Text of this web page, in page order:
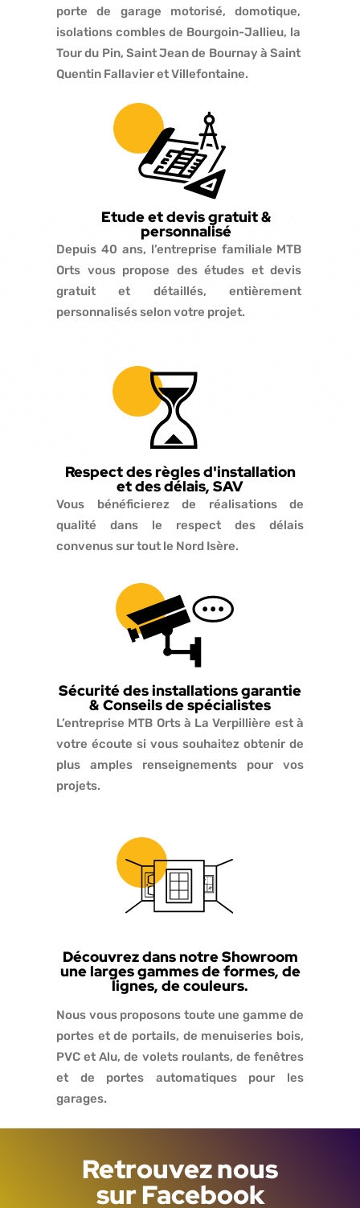
porte de garage motorisé, domotique,
isolations combles de Bourgoin-Jallieu, la
Tour du Pin, Saint Jean de Bournay à Saint
Quentin Fallavier et Villefontaine.
Etude et devis gratuit &
personnalisé
Depuis 40 ans, l’entreprise familiale MTB
Orts vous propose des études et devis
gratuit et détaillés, entièrement
personnalisés selon votre projet.
Respect des règles d'installation
et des délais, SAV
Vous bénéficierez de réalisations de
qualité dans le respect des délais
convenus sur tout le Nord Isère.
Sécurité des installations garantie
& Conseils de spécialistes
L’entreprise MTB Orts à La Verpillière est à
votre écoute si vous souhaitez obtenir de
plus amples renseignements pour vos
projets.
Découvrez dans notre Showroom
une larges gammes de formes, de
lignes, de couleurs.
Nous vous proposons toute une gamme de
portes et de portails, de menuiseries bois,
PVC et Alu, de volets roulants, de fenêtres
et de portes automatiques pour les
garages.
Retrouvez nous
sur Facebook